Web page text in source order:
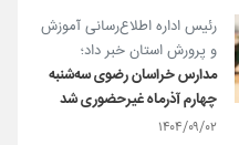
رئیس اداره اطلاع‌رسانی آموزش‌
و پرورش استان خبر داد؛
مدارس خراسان رضوی سه‌شنبه
چهارم آذرماه غیرحضوری شد
۱۴۰۴/۰۹/۰۲